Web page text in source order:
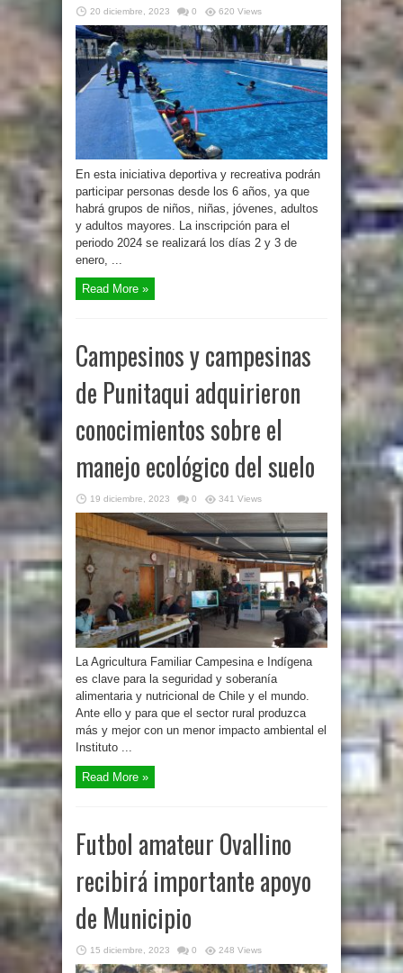
20 diciembre, 2023 0 620 Views
En esta iniciativa deportiva y recreativa podrán
participar personas desde los 6 años, ya que
habrá grupos de niños, niñas, jóvenes, adultos
y adultos mayores. La inscripción para el
periodo 2024 se realizará los días 2 y 3 de
enero, ...
Read More »
Campesinos y campesinas
de Punitaqui adquirieron
conocimientos sobre el
manejo ecológico del suelo
19 diciembre, 2023 0 341 Views
La Agricultura Familiar Campesina e Indígena
es clave para la seguridad y soberanía
alimentaria y nutricional de Chile y el mundo.
Ante ello y para que el sector rural produzca
más y mejor con un menor impacto ambiental el
Instituto ...
Read More »
Futbol amateur Ovallino
recibirá importante apoyo
de Municipio
15 diciembre, 2023 0 248 Views